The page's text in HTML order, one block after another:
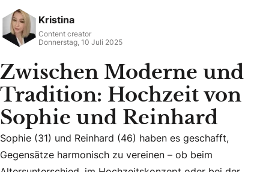
Kristina
Content creator
Donnerstag, 10 Juli 2025
Zwischen Moderne und
Tradition: Hochzeit von
Sophie und Reinhard
Sophie (31) und Reinhard (46) haben es geschafft,
Sophie (31) und Reinhard (46) haben es geschafft,
Gegensätze harmonisch zu vereinen – ob beim